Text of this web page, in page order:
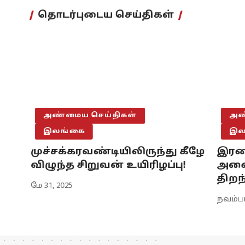
தொடர்புடைய செய்திகள்
அண்மைய செய்திகள்
இலங்கை
முச்சக்கரவண்டியிலிருந்து கீழே
விழுந்த சிறுவன் உயிரிழப்பு!
மே 31, 2025
நவம்பர்